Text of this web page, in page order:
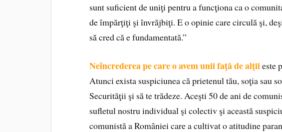
sunt suficient de uniţi pentru a funcţiona ca o
de împărţiţi şi învrăjbiţi. E o opinie care circulă şi,
să cred că e fundamentată.”
Neîncrederea pe care o avem unii faţă de alţiieste
Atunci exista suspiciunea că prietenul tău, soţia sau
Securităţii şi să te trădeze. Aceşti 50 de ani de
sufletul nostru individual şi colectiv şi această
comunistă a României care a cultivat o atitudine